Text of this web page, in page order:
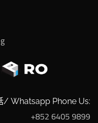
/ Whatsapp Phone Us:
+852 6405 9899